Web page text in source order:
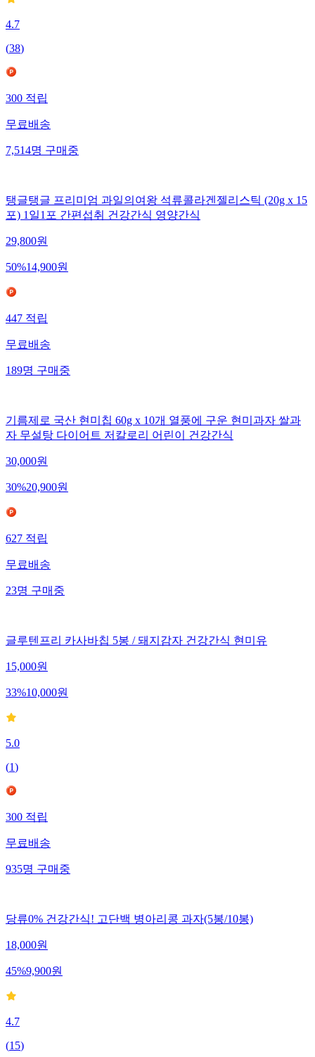
4.7
(38)
300 적립
무료배송
7,514명 구매중
탱글탱글 프리미엄 과일의여왕 석류콜라겐젤리스틱 (20g x 15
포) 1일1포 간편섭취 건강간식 영양간식
29,800원
50%14,900원
447 적립
무료배송
189명 구매중
기름제로 국산 현미칩 60g x 10개 열풍에 구운 현미과자 쌀과
자 무설탕 다이어트 저칼로리 어린이 건강간식
30,000원
30%20,900원
627적립
무료배송
23명구매중
글루텐프리 카사바칩 5봉 / 돼지감자 건강간식 현미유
15,000원
33%10,000원
5.0
(1)
300적립
무료배송
935명구매중
당류0% 건강간식! 고단백 병아리콩 과자(5봉/10봉)
18,000원
45%9,900원
4.7
(15)